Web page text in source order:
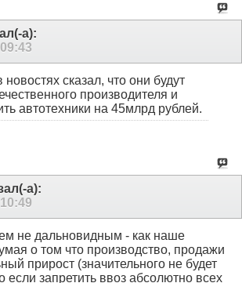
а):
09:43
новостях сказал, что они будут
производителя и
автотехники на 45млрд рублей.
а):
10:49
не дальновидным - как наше
о том что производство, продажи
прирост (значительного не будет
если запретить ввоз абсолютно всех